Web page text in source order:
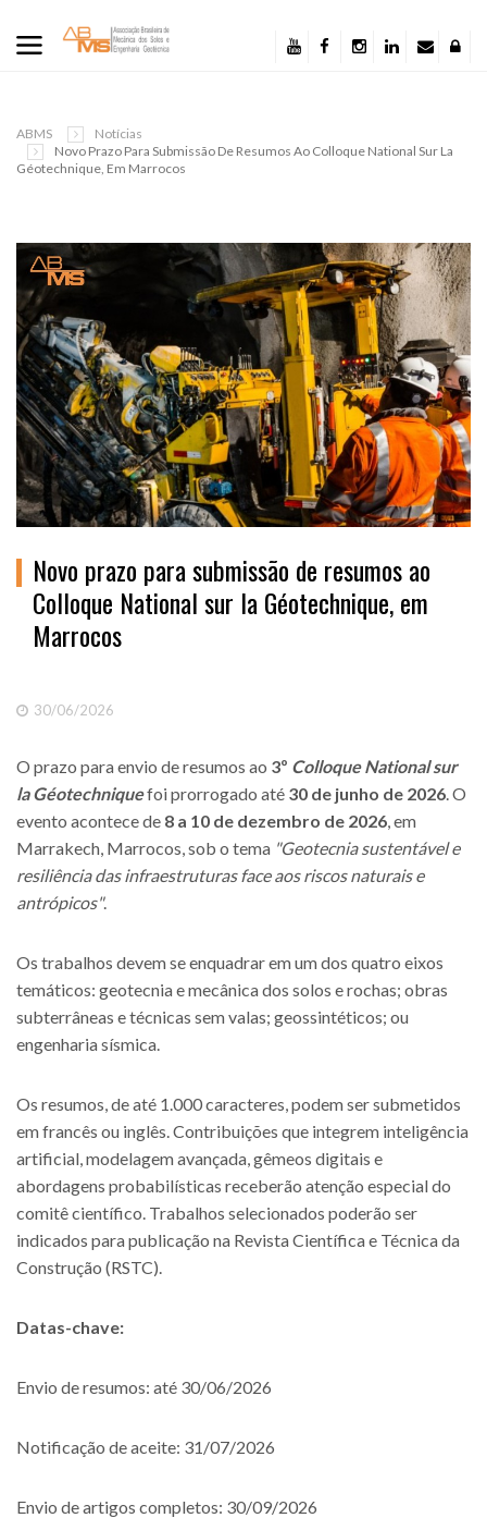
ABMS
Notícias
Novo Prazo Para Submissão De Resumos Ao Colloque National Sur La
Géotechnique, Em Marrocos
Novo prazo para submissão de resumos ao
Colloque National sur la Géotechnique, em
Marrocos
30/06/2026
O prazo para envio de resumos ao 3º Colloque National sur
la Géotechniquefoi prorrogado até 30 de junho de 2026 . O
evento acontece de 8 a 10 de dezembro de 2026 , em
Marrakech, Marrocos, sob o tema "Geotecnia sustentável e
resiliência das infraestruturas face aos riscos naturais e
antrópicos".
Os trabalhos devem se enquadrar em um dos quatro eixos
temáticos: geotecnia e mecânica dos solos e rochas; obras
subterrâneas e técnicas sem valas; geossintéticos; ou
engenharia sísmica.
Os resumos, de até 1.000 caracteres, podem ser submetidos
em francês ou inglês. Contribuições que integrem inteligência
artificial, modelagem avançada, gêmeos digitais e
abordagens probabilísticas receberão atenção especial do
comitê científico. Trabalhos selecionados poderão ser
indicados para publicação na Revista Científica e Técnica da
Construção (RSTC).
Datas-chave:
Envio de resumos: até 30/06/2026
Notificação de aceite: 31/07/2026
Envio de artigos completos: 30/09/2026